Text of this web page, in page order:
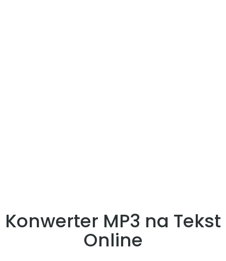
Konwerter MP3 na Tekst
Online